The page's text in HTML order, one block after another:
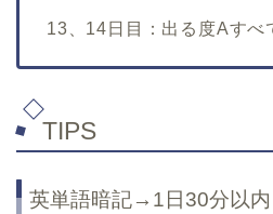
13 、14日目：出る度Aすべ
TIPS
英単語暗記→1 日 30分以内